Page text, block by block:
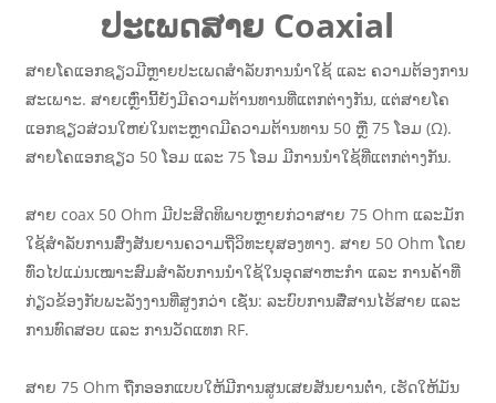
ປະເພດສາຍ Coaxial
ສາຍໂຄແອກຊຽວມີຫຼາຍປະເພດສຳລັບການນຳໃຊ້ ແລະ ຄວາມຕ້ອງການ
ສະເພາະ. ສາຍເຫຼົ່ານີ້ຍັງມີຄວາມຕ້ານທານທີ່ແຕກຕ່າງກັນ, ແຕ່ສາຍໂຄ
ແອກຊຽວສ່ວນໃຫຍ່ໃນຕະຫຼາດມີຄວາມຕ້ານທານ 50 ຫຼື 75 ໂອມ (Ω).
ສາຍໂຄແອກຊຽວ 50 ໂອມ ແລະ 75 ໂອມ ມີການນຳໃຊ້ທີ່ແຕກຕ່າງກັນ.
ສາຍ coax 50 Ohm ມີປະສິດທິພາບຫຼາຍກ່ວາສາຍ 75 Ohm ແລະມັກ
ໃຊ້ສຳລັບການສົ່ງສັນຍານຄວາມຖີ່ວິທະຍຸສອງທາງ. ສາຍ 50 Ohm ໂດຍ
ທົ່ວໄປແມ່ນເໝາະສົມສຳລັບການນຳໃຊ້ໃນອຸດສາຫະກຳ ແລະ ການຄ້າທີ່
ກ່ຽວຂ້ອງກັບພະລັງງານທີ່ສູງກວ່າ ເຊັ່ນ: ລະບົບການສື່ສານໄຮ້ສາຍ ແລະ
ການທົດສອບ ແລະ ການວັດແທກ RF.
ສາຍ 75 Ohm ຖືກອອກແບບໃຫ້ມີການສູນເສຍສັນຍານຕ່ຳ, ເຮັດໃຫ້ມັນ